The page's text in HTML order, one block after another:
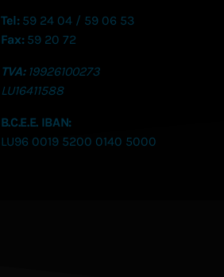
Tel: 59 24 04 / 59 06 53
Fax: 59 20 72
TVA: 19926100273
LU16411588
B.C.E.E. IBAN:
LU96 0019 5200 0140 5000